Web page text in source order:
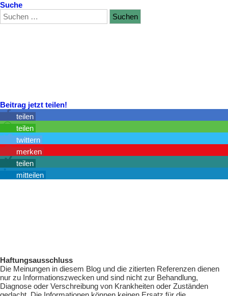
Suche
Beitrag jetzt teilen!
teilen
teilen
twittern
merken
teilen
mitteilen
Haftungsausschluss
Die Meinungen in diesem Blog und die zitierten Referenzen dienen
nur zu Informationszwecken und sind nicht zur Behandlung,
Diagnose oder Verschreibung von Krankheiten oder Zuständen